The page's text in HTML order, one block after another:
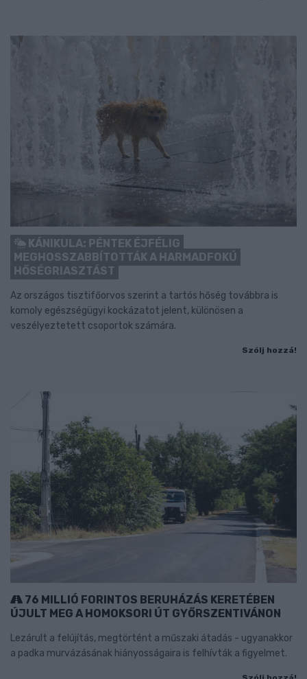
KÁNIKULA: PÉNTEK ÉJFÉLIG
MEGHOSSZABBÍTOTTÁK A HARMADFOKÚ
HŐSÉGRIASZTÁST
Az országos tisztifőorvos szerint a tartós hőség továbbra is
komoly egészségügyi kockázatot jelent, különösen a
veszélyeztetett csoportok számára.
Szólj hozzá!
76 MILLIÓ FORINTOS BERUHÁZÁS KERETÉBEN
ÚJULT MEG A HOMOKSORI ÚT GYŐRSZENTIVÁNON
Lezárult a felújítás, megtörtént a műszaki átadás - ugyanakkor
a padka murvázásának hiányosságaira is felhívták a figyelmet.